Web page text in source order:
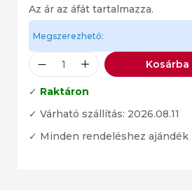
Az ár az áfát tartalmazza.
Megszerezhető:
Kosárba
✓ Raktáron
✓ Várható szállítás: 2026.08.11
✓ Minden rendeléshez ajándék